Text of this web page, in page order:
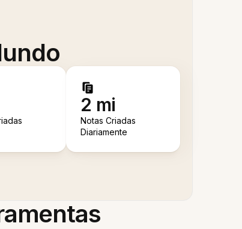
2 mi
Notas Criadas
Diariamente